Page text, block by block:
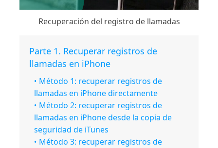
Recuperación del registro de llamadas
Parte 1. Recuperar registros de
llamadas en iPhone
Método 1: recuperar registros de
llamadas en iPhone directamente
Método 2: recuperar registros de
llamadas en iPhone desde la copia de
seguridad de iTunes
Método 3: recuperar registros de